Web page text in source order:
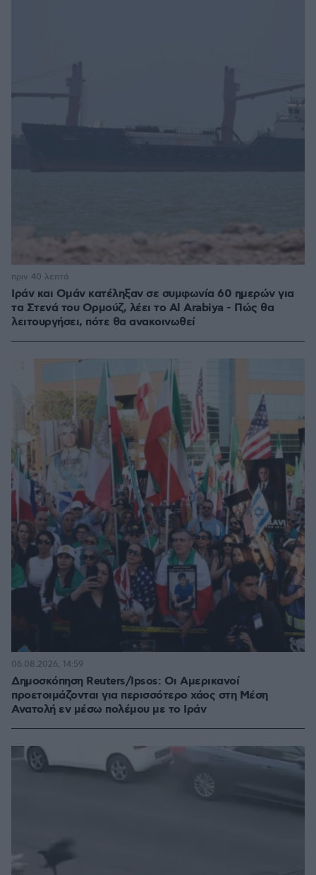
Ιράν και Ομάν κατέληξαν σε συμφωνία 60 ημερών για
τα Στενά του Ορμούζ, λέει το Al Arabiya - Πώς θα
λειτουργήσει, πότε θα ανακοινωθεί
πριν 40 λεπτά
Δημοσκόπηση Reuters/Ipsos: Οι Αμερικανοί
προετοιμάζονται για περισσότερο χάος στη Μέση
Ανατολή εν μέσω πολέμου με το Ιράν
06.08.2026, 14:59